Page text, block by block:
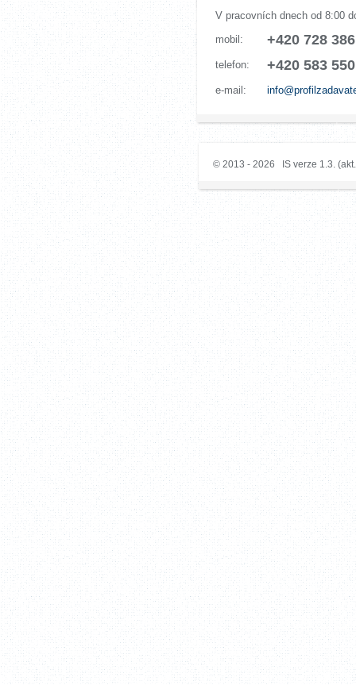
V pracovních dnech od 8:00
mobil:
+420 728
telefon: +420 583
e-mail:
© 2013 - 2026 IS verze 1.3.